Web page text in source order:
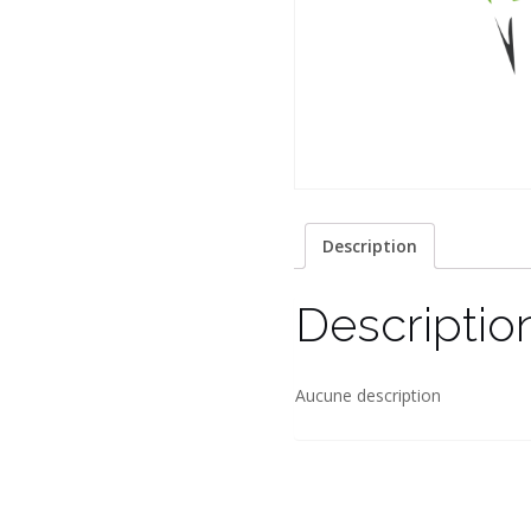
Description
Aucune description